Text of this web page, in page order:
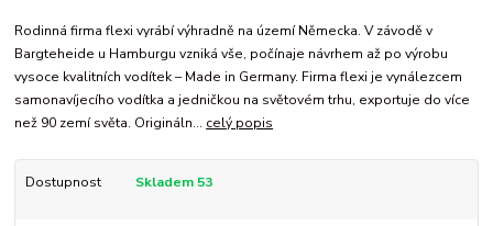
Rodinná firma flexi vyrábí výhradně na území Německa. V závodě v
Bargteheide u Hamburgu vzniká vše, počínaje návrhem až po výrobu
vysoce kvalitních vodítek – Made in Germany. Firma flexi je vynálezcem
samonavíjecího vodítka a jedničkou na světovém trhu, exportuje do více
než 90 zemí světa. Origináln... celý popis
Dostupnost Skladem 53